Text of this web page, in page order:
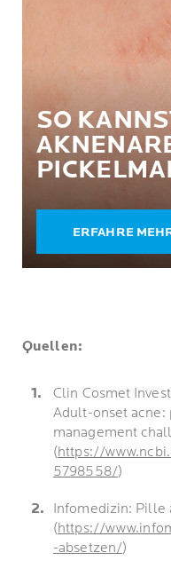
SO
ERFAHRE
Quellen:
Clin Cosmet
Adult-onset acne:
management
(https://
5798558/)
Infomedizin: Pille
(https://
-absetzen/)